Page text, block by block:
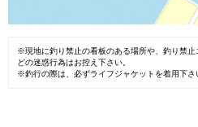
※現地に釣り禁止の看板のある場所や、釣り禁
どの迷惑行為はお控え下さい。
※釣行の際は、必ずライフジャケットを着用下さ